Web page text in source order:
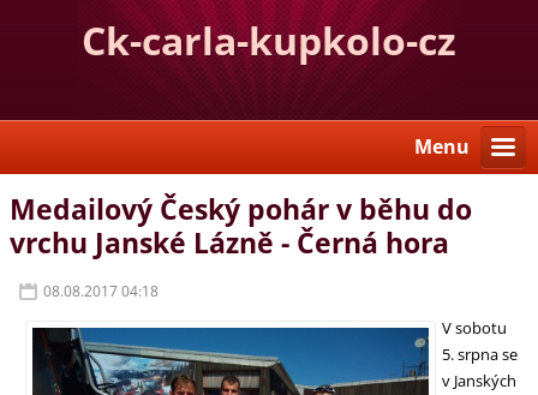
Ck-carla-kupkolo-cz
Menu
Medailový Český pohár v běhu do
vrchu Janské Lázně - Černá hora
08.08.2017 04:18
V sobotu
5. srpna se
v Janských